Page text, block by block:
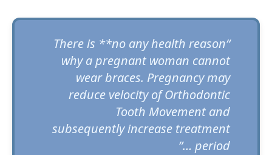
“There is **no any health reason
why a pregnant woman cannot
wear braces. Pregnancy may
reduce velocity of Orthodontic
Tooth Movement and
subsequently increase treatment
period …”